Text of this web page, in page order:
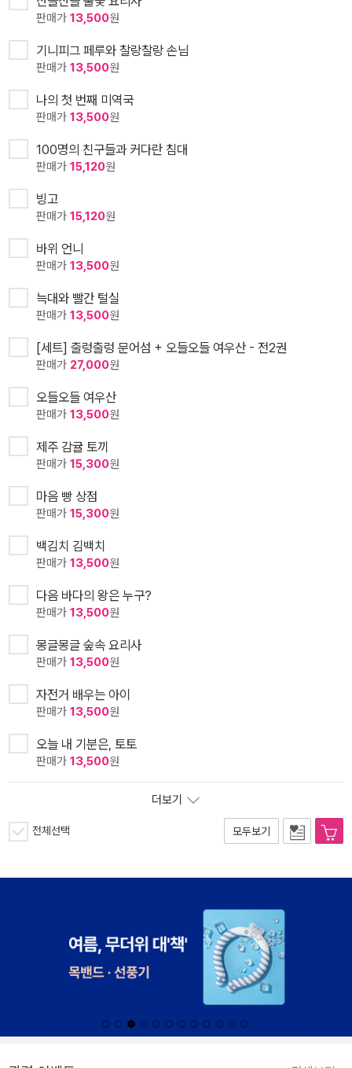
판매가 13,500원
기니피그 페루와 찰랑찰랑 손님
판매가 13,500원
나의 첫 번째 미역국
판매가 13,500원
100명의 친구들과 커다란 침대
판매가 15,120원
빙고
판매가 15,120원
바위 언니
판매가 13,500원
늑대와 빨간 털실
판매가 13,500원
[세트] 출렁출렁 문어섬 + 오들오들 여우산 - 전2권
판매가 27,000원
오들오들 여우산
판매가 13,500원
제주 감귤 토끼
판매가 15,300원
마음 빵 상점
판매가 15,300원
백김치 김백치
판매가 13,500원
다음 바다의 왕은 누구?
판매가 13,500원
몽글몽글 숲속 요리사
판매가 13,500원
자전거 배우는 아이
판매가 13,500원
오늘 내 기분은, 토토
판매가 13,500원
더보기
전체선택 모두보기